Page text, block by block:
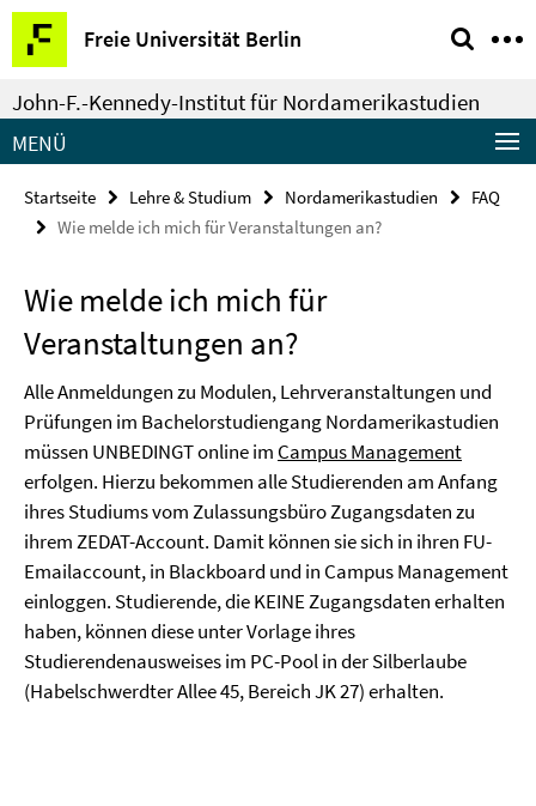
Springe
direkt
zu
Inhalt
Freie Universität Berlin
Service-
Navigation
John-F.-Kennedy-Institut für Nordamerikastudien
MENÜ
Startseite Lehre & Studium Nordamerikastudien
FAQ
Wie melde ich mich für Veranstaltungen an?
Wie melde ich mich für
Veranstaltungen an?
Alle Anmeldungen zu Modulen, Lehrveranstaltungen und
Prüfungen im Bachelorstudiengang Nordamerikastudien
müssen UNBEDINGT online im Campus Management
erfolgen. Hierzu bekommen alle Studierenden am Anfang
ihres Studiums vom Zulassungsbüro Zugangsdaten zu
ihrem ZEDAT-Account. Damit können sie sich in ihren FU-
Emailaccount, in Blackboard und in Campus Management
einloggen. Studierende, die KEINE Zugangsdaten erhalten
haben, können diese unter Vorlage ihres
Studierendenausweises im PC-Pool in der Silberlaube
(Habelschwerdter Allee 45, Bereich JK 27) erhalten.